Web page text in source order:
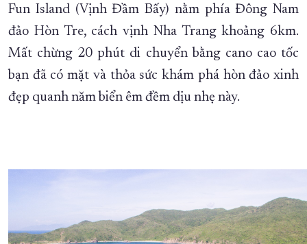
Fun Island (Vịnh Đầm Bấy) nằm phía Đông Nam
đảo Hòn Tre, cách vịnh Nha Trang khoảng 6km.
Mất chừng 20 phút di chuyển bằng cano cao tốc
bạn đã có mặt và thỏa sức khám phá hòn đảo xinh
đẹp quanh năm biển êm đềm dịu nhẹ này.